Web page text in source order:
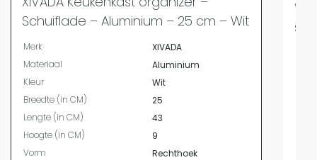
Schuiflade – Aluminium – 25 cm – Wit
Merk
XIVADA
Materiaal
Aluminium
Kleur
Wit
Breedte (in CM)
25
Lengte (in CM)
43
Hoogte (in CM)
9
Vorm
Rechthoek